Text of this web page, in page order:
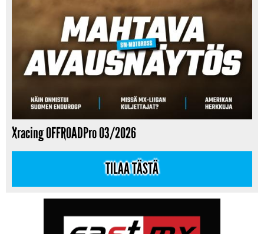
Xracing OFFROADPro 03/2026
TILAA TÄSTÄ